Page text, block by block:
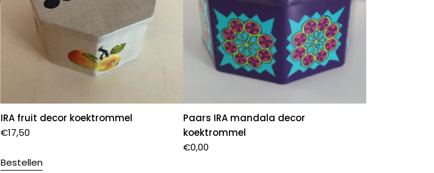
IRA fruit decor koektrommel
€17,50
Bestellen
Paars IRA mandala decor
koektrommel
€0,00